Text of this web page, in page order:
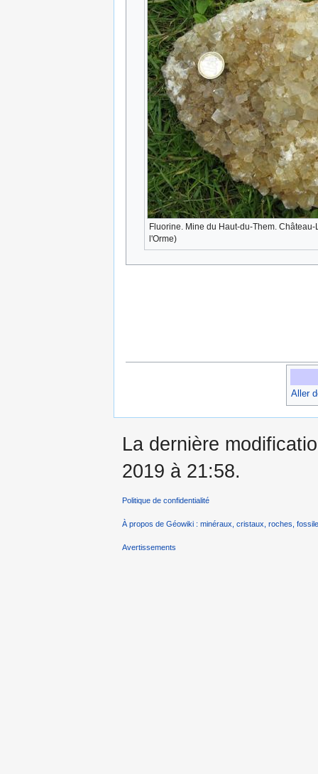
Fluorine. Mine du Haut-du-Them.
l'Orme)
Aller
La dernière
2019 à 21:58.
Politique de confidentialité
À propos de Géowiki : minéraux, cristaux, roches,
Avertissements